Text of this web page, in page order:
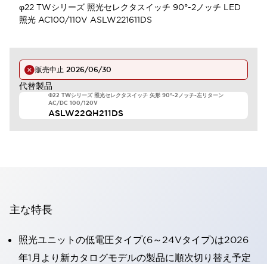
φ22 TWシリーズ 照光セレクタスイッチ 90°-2ノッチ LED
照光 AC100/110V ASLW221611DS
販売中止 2026/06/30
代替製品
Φ22 TWシリーズ 照光セレクタスイッチ 矢形 90°-2ノッチ-左リターン
AC/DC 100/120V
ASLW22QH211DS
主な特長
照光ユニットの低電圧タイプ(6～24Vタイプ)は2026
年1月より新カタログモデルの製品に順次切り替え予定